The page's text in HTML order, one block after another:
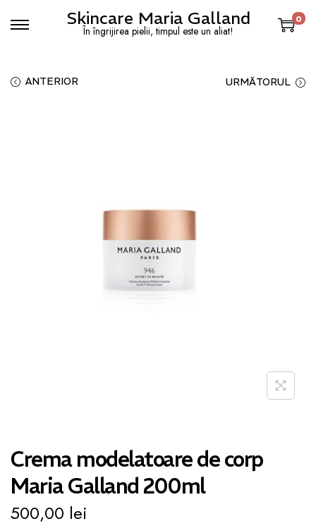
Skincare Maria Galland
În îngrijirea pielii, timpul este un aliat!
0
ANTERIOR URMĂTORUL
Crema modelatoare de corp
Maria Galland 200ml
500,00 lei